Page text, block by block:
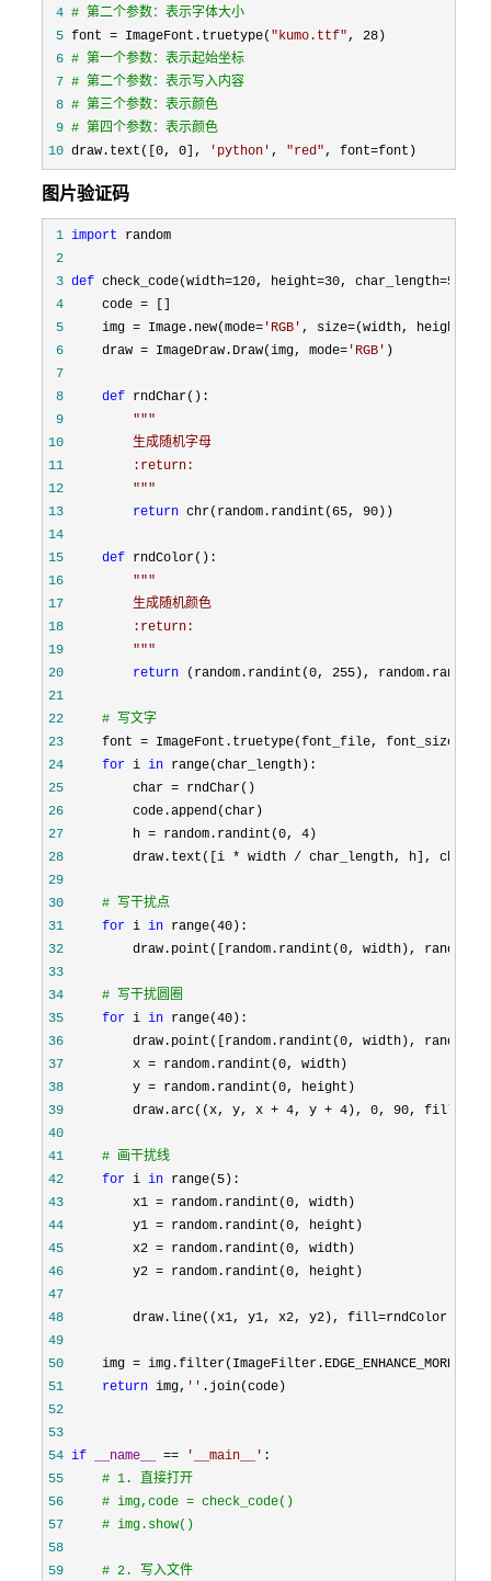
4 # 第二个参数：表示字体大小
5 font = ImageFont.truetype( "kumo.ttf", 28
6 # 第一个参数：表示起始坐标
7 # 第二个参数：表示写入内容
8 # 第三个参数：表示颜色
9 # 第四个参数：表示颜色
10 draw.text([0, 0], ' python ' , "red", font=font)
图片验证码
1 import
2
3 def check_code(width=120, height=30, char_length=5,
4
     code =
5
     img = Image.new(mode=
' RGB ' , size=(width, height),
6
     draw = ImageDraw.Draw(img, mode=
' RGB '
7
8
def
9
"""
10
11
12
"""
13
return chr(random.randint(65, 90
14
15
def
16
"""
17
18
19
"""
20
return (random.randint(0, 255),
21
22
# 写文字
23
     font =
24
for i in
25
         char =
26
27
         h = random.randint(0, 4
28
draw.text([i * width / char_length, h], char,
29
30
# 写干扰点
31
for i in range(40
32
draw.point([random.randint(0, width),
33
34
# 写干扰圆圈
35
for i in range(40
36
draw.point([random.randint(0, width),
37
         x =
38
         y =
39
         draw.arc((x, y, x + 4, y + 4), 0, 90, fill=
40
41
# 画干扰线
42
for i in range(5
43
         x1 =
44
         y1 =
45
         x2 =
46
         y2 =
47
48
         draw.line((x1, y1, x2, y2), fill=
49
50
     img =
51
return img, ''
52
53
54 if __name__ == ' __main__ '
55
# 1. 直接打开
56
# img,code = check_code()
57
# img.show()
58
59
# 2. 写入文件